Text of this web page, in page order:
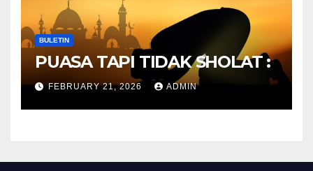
BULETIN
PUASA TAPI TIDAK SHOLAT :
FEBRUARY 21, 2026 ADMIN